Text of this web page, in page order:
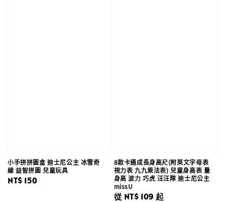
小手拼拼圖盒 迪士尼公主 冰雪奇
緣 益智拼圖 兒童玩具
Regular
NT$ 150
8款卡通成長身高尺(附英文字母表
視力表 九九乘法表) 兒童身高表 量
身高 波力 巧虎 汪汪隊 迪士尼公主
missU
Regular
從 NT$ 109 起